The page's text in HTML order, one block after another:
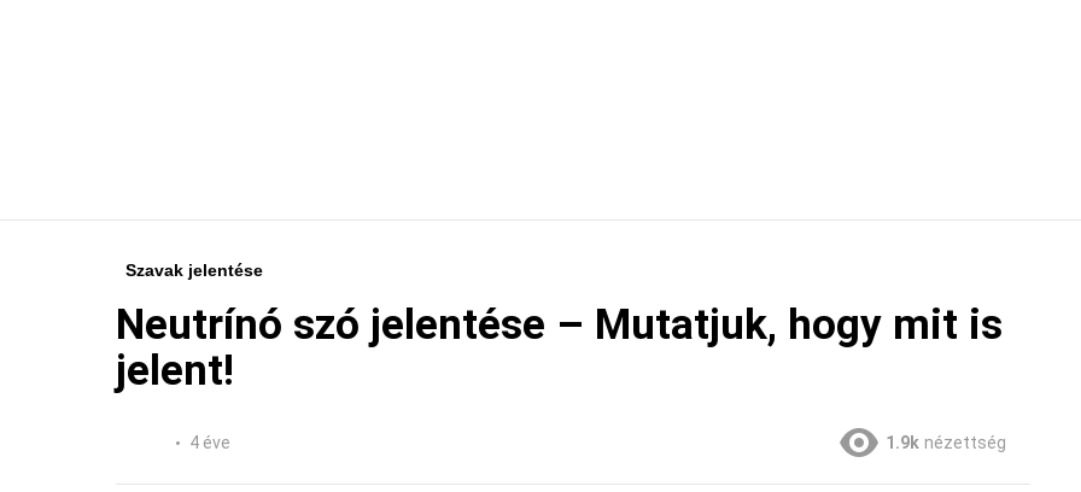
Szavak jelentése
Neutrínó szó jelentése – Mutatjuk, hogy mit is
jelent!
4 éve 1.9k nézettség